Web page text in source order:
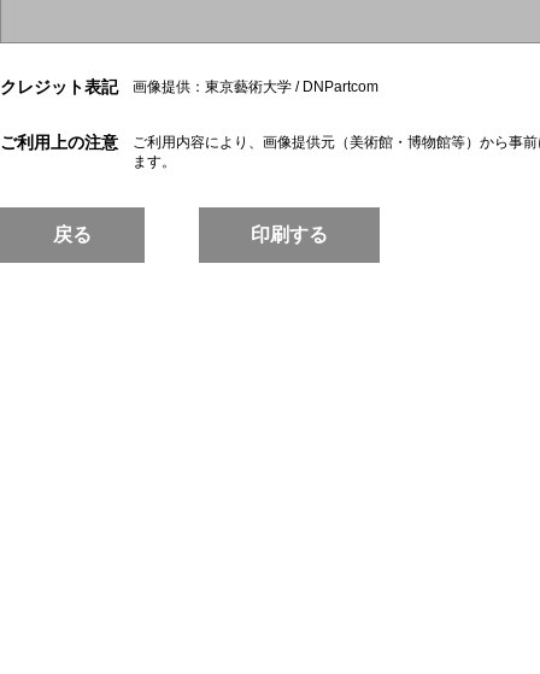
クレジット表記 画像提供：東京藝術大学 / DNPartcom
ご利用上の注意
ご利用内容により、画像提供元（美術館・博物館等）から事
ます。
戻る 印刷する